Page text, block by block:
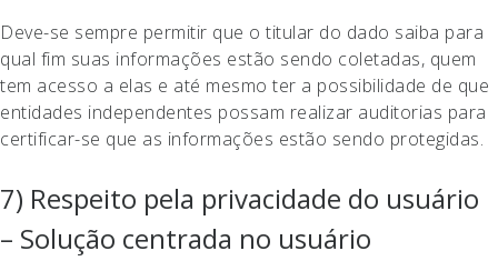
Deve-se sempre permitir que o titular do dado saiba para
qual fim suas informações estão sendo coletadas, quem
tem acesso a elas e até mesmo ter a possibilidade de que
entidades independentes possam realizar auditorias para
certificar-se que as informações estão sendo protegidas.
7) Respeito pela privacidade do usuário
– Solução centrada no usuário